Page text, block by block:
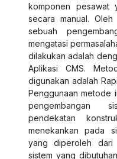
komponen pesawat
secara manual.
sebuah
mengatasi
dilakukan adalah
Aplikasi CMS.
digunakan adalah
Penggunaan metode
pengembangan
pendekatan
menekankan pada
yang diperoleh dari
sistem yang